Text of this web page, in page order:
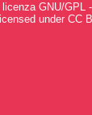
GNU/GPL
under CC